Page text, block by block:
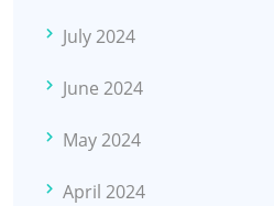
July 2024
June 2024
May 2024
April 2024